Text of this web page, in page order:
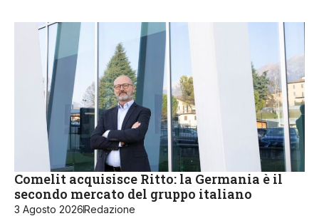
Comelit acquisisce Ritto: la Germania è il
secondo mercato del gruppo italiano
3 Agosto 2026Redazione